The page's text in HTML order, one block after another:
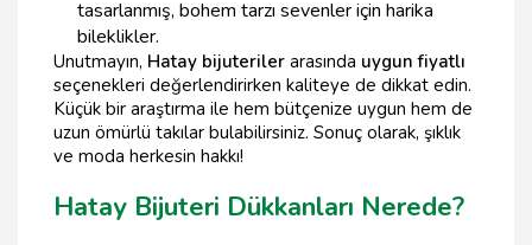
tasarlanmış, bohem tarzı sevenler için harika
bileklikler.
Unutmayın, Hatay bijuteriler arasında uygun fiyatlı
seçenekleri değerlendirirken kaliteye de dikkat edin.
Küçük bir araştırma ile hem bütçenize uygun hem de
uzun ömürlü takılar bulabilirsiniz. Sonuç olarak, şıklık
ve moda herkesin hakkı!
Hatay Bijuteri Dükkanları Nerede?